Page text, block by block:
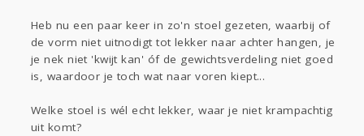
Heb nu een paar keer in zo'n stoel gezeten, waarbij of
de vorm niet uitnodigt tot lekker naar achter hangen, je
je nek niet 'kwijt kan' óf de gewichtsverdeling niet goed
is, waardoor je toch wat naar voren kiept...
Welke stoel is wél echt lekker, waar je niet krampachtig
uit komt?